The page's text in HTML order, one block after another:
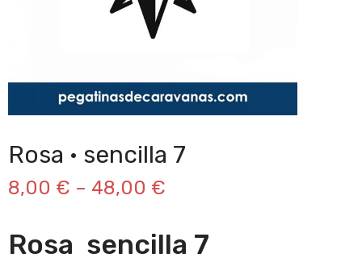
Rosa · sencilla 7
8,00 € – 48,00 €
Rosa sencilla 7